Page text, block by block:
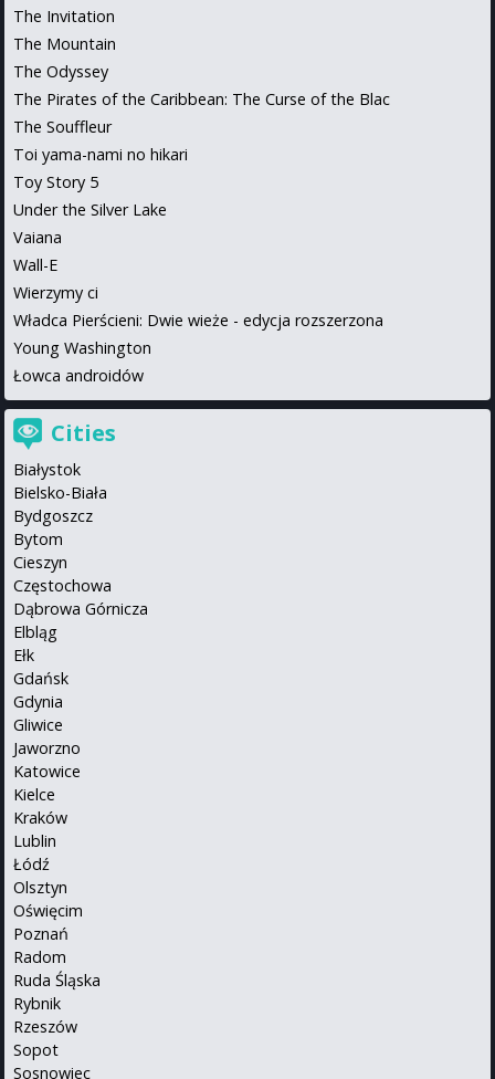
The Invitation
The Mountain
The Odyssey
The Pirates of the Caribbean: The Curse of the Blac
The Souffleur
Toi yama-nami no hikari
Toy Story 5
Under the Silver Lake
Vaiana
Wall-E
Wierzymy ci
Władca Pierścieni: Dwie wieże - edycja rozszerzona
Young Washington
Łowca androidów
Cities
Białystok
Bielsko-Biała
Bydgoszcz
Bytom
Cieszyn
Częstochowa
Dąbrowa Górnicza
Elbląg
Ełk
Gdańsk
Gdynia
Gliwice
Jaworzno
Katowice
Kielce
Kraków
Lublin
Łódź
Olsztyn
Oświęcim
Poznań
Radom
Ruda Śląska
Rybnik
Rzeszów
Sopot
Sosnowiec